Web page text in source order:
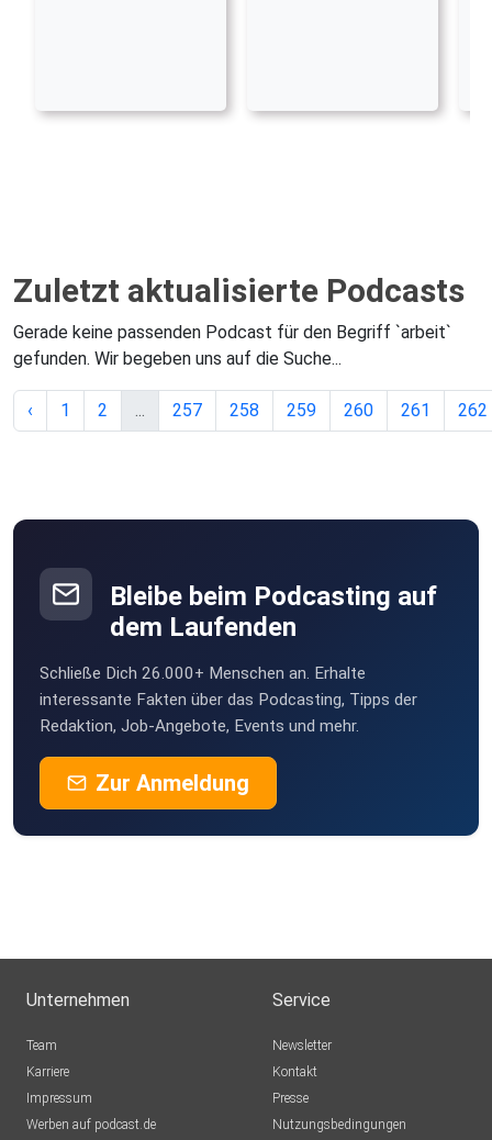
Zuletzt aktualisierte Podcasts
Gerade keine passenden Podcast für den Begriff `arbeit`
gefunden. Wir begeben uns auf die Suche...
‹ 1 2 ... 257 258 259 260 261 262
Bleibe beim Podcasting auf
dem Laufenden
Schließe Dich 26.000+ Menschen an. Erhalte
interessante Fakten über das Podcasting, Tipps der
Redaktion, Job-Angebote, Events und mehr.
Zur Anmeldung
Unternehmen
Team
Karriere
Impressum
Werben auf podcast.de
Service
Newsletter
Kontakt
Presse
Nutzungsbedingungen